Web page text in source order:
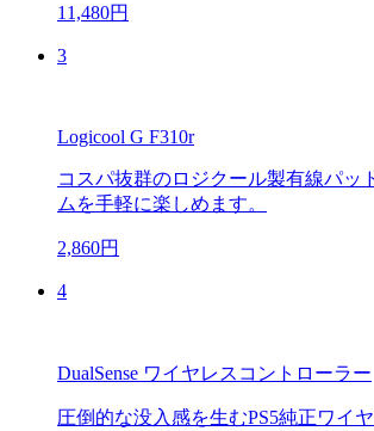
11,480円
3
Logicool G F310r
コスパ抜群のロジクール製有線パッ
ムを手軽に楽しめます。
2,860円
4
DualSense ワイヤレスコントローラー
圧倒的な没入感を生むPS5純正ワイ